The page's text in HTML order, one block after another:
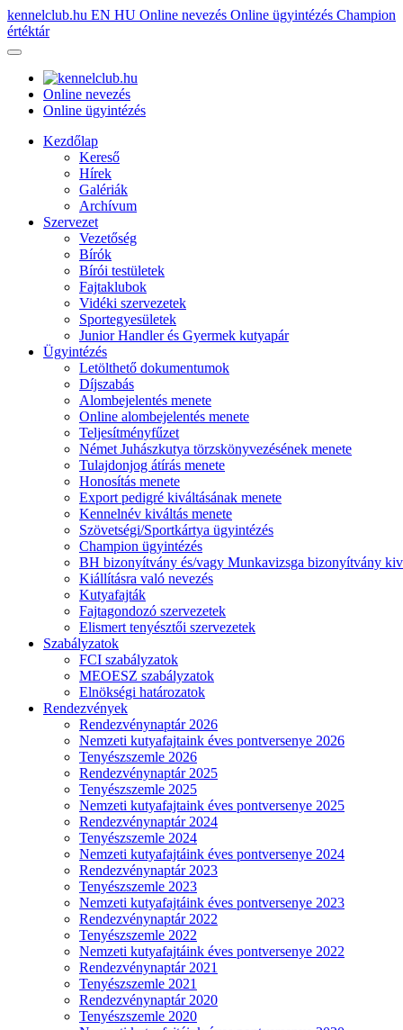
kennelclub.hu EN HU Online nevezés Online ügyintézés Champion
értéktár
Online nevezés
Online ügyintézés
Kezdőlap
Kereső
Hírek
Galériák
Archívum
Szervezet
Vezetőség
Bírók
Bírói testületek
Fajtaklubok
Vidéki szervezetek
Sportegyesületek
Junior Handler és Gyermek kutyapár
Ügyintézés
Letölthető dokumentumok
Díjszabás
Alombejelentés menete
Online alombejelentés menete
Teljesítményfűzet
Német Juhászkutya törzskönyvezésének menete
Tulajdonjog átírás menete
Honosítás menete
Export pedigré kiváltásának menete
Kennelnév kiváltás menete
Szövetségi/Sportkártya ügyintézés
Champion ügyintézés
BH bizonyítvány és/vagy Munkavizsga bizonyítvány
Kiállításra való nevezés
Kutyafajták
Fajtagondozó szervezetek
Elismert tenyésztői szervezetek
Szabályzatok
FCI szabályzatok
MEOESZ szabályzatok
Elnökségi határozatok
Rendezvények
Rendezvénynaptár 2026
Nemzeti kutyafajtaink éves pontversenye 2026
Tenyészszemle 2026
Rendezvénynaptár 2025
Tenyészszemle 2025
Nemzeti kutyafajtaink éves pontversenye 2025
Rendezvénynaptár 2024
Tenyészszemle 2024
Nemzeti kutyafajtáink éves pontversenye 2024
Rendezvénynaptár 2023
Tenyészszemle 2023
Nemzeti kutyafajtáink éves pontversenye 2023
Rendezvénynaptár 2022
Tenyészszemle 2022
Nemzeti kutyafajtáink éves pontversenye 2022
Rendezvénynaptár 2021
Tenyészszemle 2021
Rendezvénynaptár 2020
Tenyészszemle 2020